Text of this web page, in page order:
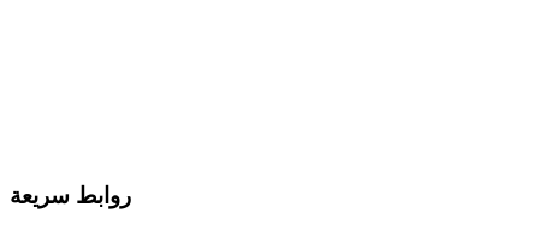
روابط سريعة